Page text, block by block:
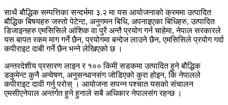
साथै बौद्धिक सम्पत्तिका सन्दर्भमा ३.२ मा यस आयोजनाको क्रममा उत्पादित
बौद्धिक बिषयहरु जस्तो पेटेन्ट, अनुगमन बिधि, अपनाइएका बिधिहरु, उत्पादित
डिजाइनहरु एमसिसिले आंशिक वा पुरै अन्तै प्रयोग गर्न चाहेमा, नेपाल सरकारले
यस बापत रकम माग गर्ने छैन, प्रयोगमा बन्देज लाउने छैन, एमसिसिले प्रयोग गर्दा
कपीराइट दाबी गर्ने छैन भन्ने लेखिएको छ ।
अन्तरदेशीय प्रसारण लाइन र १०० किमी सडकमा उत्पादित हुने बौद्धिक
डकुमेन्ट कुनै अन्वेषण, अनुसन्धानसंग जोडिएको कुरा होइन, कि नेपालले
कपीराइट दावी गर्नु परोस् । आयोजना सपन्न पश्चात यसको संचालन
एमसीएनेपाल अन्तर्गत हुने हुनाले सबै अधिकार नेपालसंग रहन्छ ।